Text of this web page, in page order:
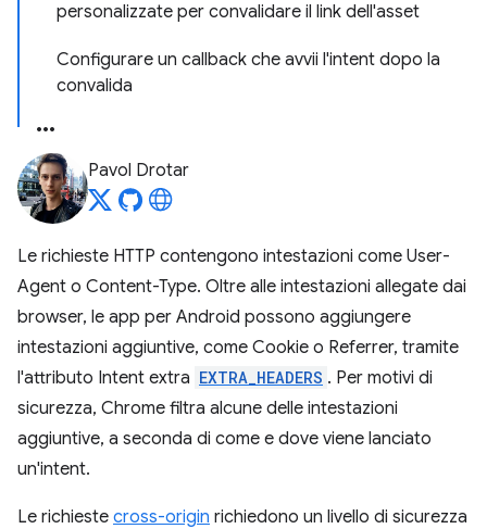
personalizzate per convalidare il link dell'asset
Configurare un callback che avvii l'intent dopo la
convalida
Pavol Drotar
Le richieste HTTP contengono intestazioni come User-
Agent o Content-Type. Oltre alle intestazioni allegate dai
browser, le app per Android possono aggiungere
intestazioni aggiuntive, come Cookie o Referrer, tramite
l'attributo Intent extra EXTRA_HEADERS . Per motivi di
sicurezza, Chrome filtra alcune delle intestazioni
aggiuntive, a seconda di come e dove viene lanciato
un'intent.
Le richieste cross-origin richiedono un livello di sicurezza